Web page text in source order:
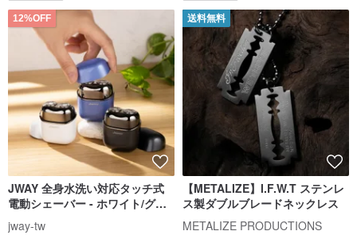
12%OFF
JWAY 全身水洗い対応タッチ式
電動シェーバー - ホワイト/グレ
ー/ブルー
jway-tw
送料無料
【METALIZE】I.F.W.T ステンレ
ス製ダブルブレードネックレス
METALIZE PRODUCTIONS